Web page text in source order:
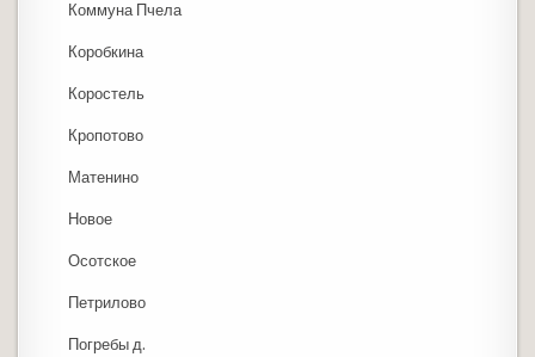
Коммуна Пчела
Коробкина
Коростель
Кропотово
Матенино
Новое
Осотское
Петрилово
Погребы д.